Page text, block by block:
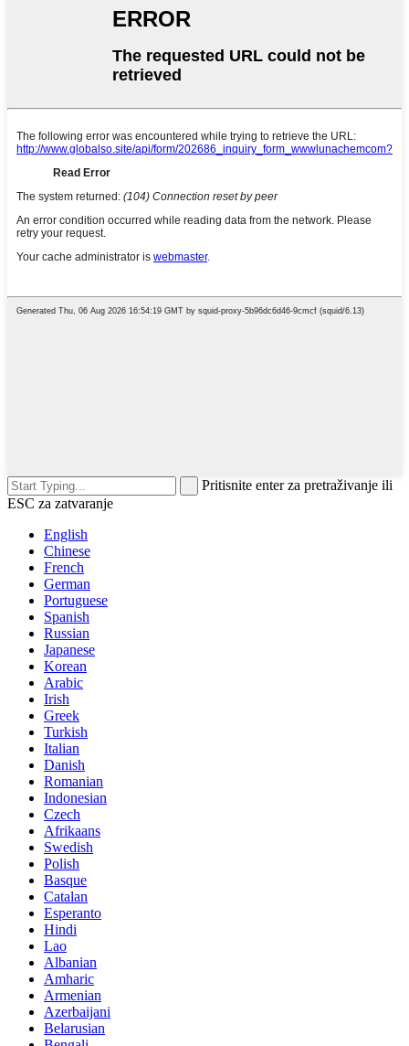
Pritisnite enter za pretraživanje ili
ESC za zatvaranje
English
Chinese
French
German
Portuguese
Spanish
Russian
Japanese
Korean
Arabic
Irish
Greek
Turkish
Italian
Danish
Romanian
Indonesian
Czech
Afrikaans
Swedish
Polish
Basque
Catalan
Esperanto
Hindi
Lao
Albanian
Amharic
Armenian
Azerbaijani
Belarusian